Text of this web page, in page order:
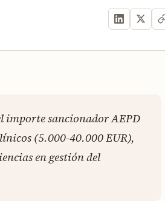
importe sancionador AEPD
(5.000-40.000 EUR),
en gestión del